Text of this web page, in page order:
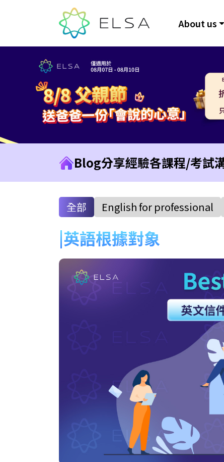
About us
Blog分享經驗各課程/考試
全部 English for professional
英語根據對象